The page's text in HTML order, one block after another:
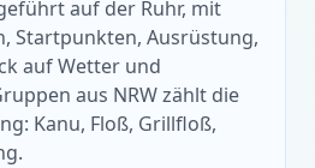
auf der Ruhr, mit
Startpunkten, Ausrüstung,
auf Wetter und
aus NRW zählt die
Kanu, Floß, Grillfloß,